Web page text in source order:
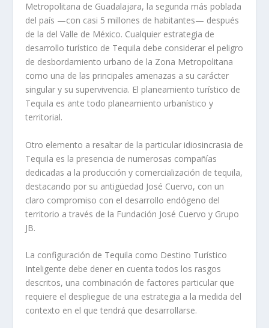
Metropolitana de Guadalajara, la segunda más poblada
del país —con casi 5 millones de habitantes— después
de la del Valle de México. Cualquier estrategia de
desarrollo turístico de Tequila debe considerar el peligro
de desbordamiento urbano de la Zona Metropolitana
como una de las principales amenazas a su carácter
singular y su supervivencia. El planeamiento turístico de
Tequila es ante todo planeamiento urbanístico y
territorial.
Otro elemento a resaltar de la particular idiosincrasia de
Tequila es la presencia de numerosas compañías
dedicadas a la producción y comercialización de tequila,
destacando por su antigüedad José Cuervo, con un
claro compromiso con el desarrollo endógeno del
territorio a través de la Fundación José Cuervo y Grupo
JB.
La configuración de Tequila como Destino Turístico
Inteligente debe dener en cuenta todos los rasgos
descritos, una combinación de factores particular que
requiere el despliegue de una estrategia a la medida del
contexto en el que tendrá que desarrollarse.